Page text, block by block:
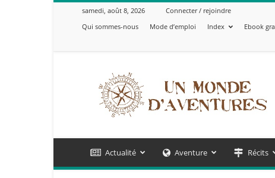
samedi, août 8, 2026
Connecter / rejoindre
Qui sommes-nous
Mode d’emploi Index Ebook
Monde
d'Aventures
Actualité Aventure Récits